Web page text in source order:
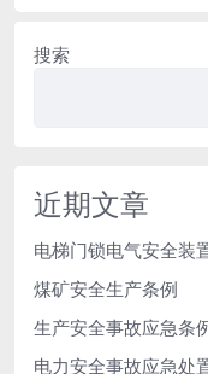
搜索
近期文章
电梯门锁电气安全装
煤矿安全生产条例
生产安全事故应急条
电力安全事故应急处